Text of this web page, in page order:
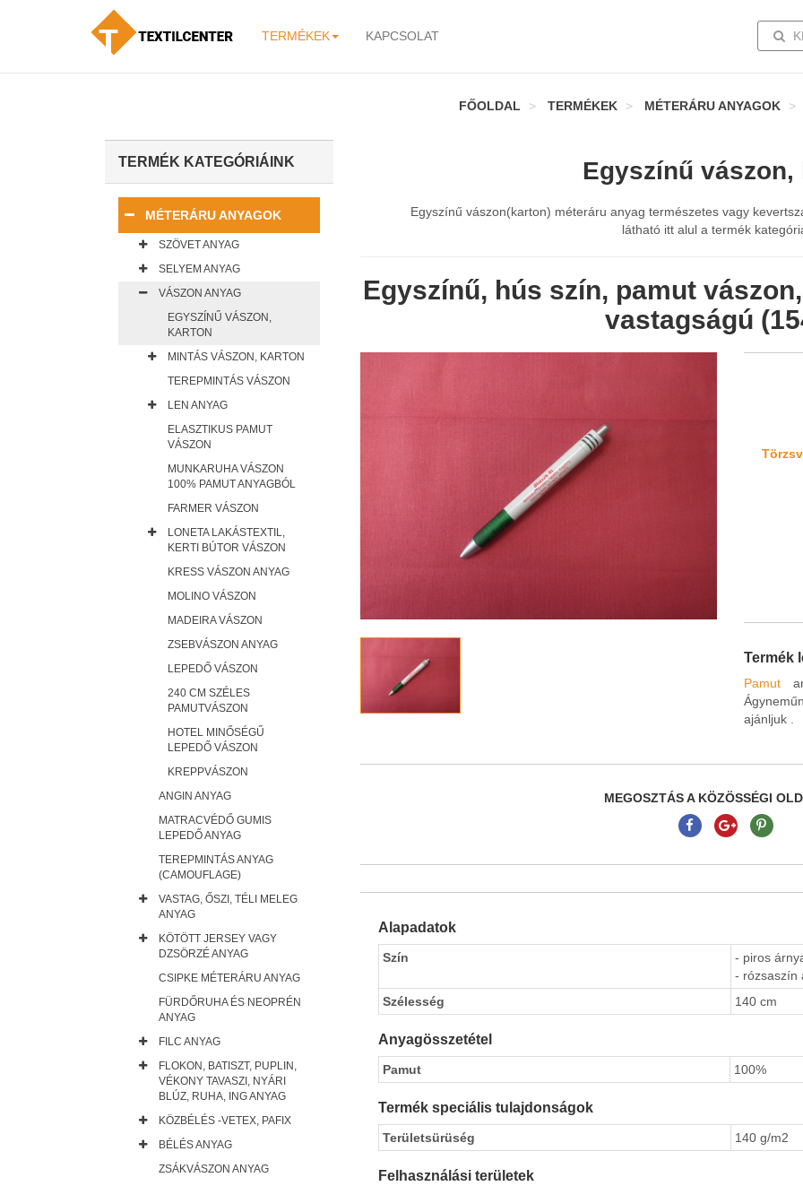
TERMÉKEK KAPCSOLAT
FŐOLDAL TERMÉKEK MÉTERÁRU ANYAGOK
Egyszínű vászon,
Egyszínű vászon(karton) méteráru anyag természetes vagy
látható itt alul a termék
Egyszínű, hús szín, pamut
vastagságú
Termék
Pamut
ajánljuk .
MEGOSZTÁS A KÖZÖSSÉGI
Alapadatok
Szín
- piros
- rózsaszín
Szélesség
140 cm
Anyagösszetétel
Pamut 100%
Termék speciális tulajdonságok
Területsürüség 140 g/m2
Felhasználási területek
TERMÉK KATEGÓRIÁINK
MÉTERÁRU ANYAGOK
SZÖVET ANYAG
SELYEM ANYAG
VÁSZON ANYAG
EGYSZÍNŰ VÁSZON,
KARTON
MINTÁS VÁSZON, KARTON
TEREPMINTÁS VÁSZON
LEN ANYAG
ELASZTIKUS PAMUT
VÁSZON
MUNKARUHA VÁSZON
100% PAMUT ANYAGBÓL
FARMER VÁSZON
LONETA LAKÁSTEXTIL,
KERTI BÚTOR VÁSZON
KRESS VÁSZON ANYAG
MOLINO VÁSZON
MADEIRA VÁSZON
ZSEBVÁSZON ANYAG
LEPEDŐ VÁSZON
240 CM SZÉLES
PAMUTVÁSZON
HOTEL MINŐSÉGŰ
LEPEDŐ VÁSZON
KREPPVÁSZON
ANGIN ANYAG
MATRACVÉDŐ GUMIS
LEPEDŐ ANYAG
TEREPMINTÁS ANYAG
(CAMOUFLAGE)
VASTAG, ŐSZI, TÉLI MELEG
ANYAG
KÖTÖTT JERSEY VAGY
DZSÖRZÉ ANYAG
CSIPKE MÉTERÁRU ANYAG
FÜRDŐRUHA ÉS NEOPRÉN
ANYAG
FILC ANYAG
FLOKON, BATISZT, PUPLIN,
VÉKONY TAVASZI, NYÁRI
BLÚZ, RUHA, ING ANYAG
KÖZBÉLÉS -VETEX, PAFIX
BÉLÉS ANYAG
ZSÁKVÁSZON ANYAG